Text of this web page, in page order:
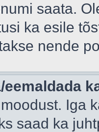
saata.
ka esile
nende
eemaldada
Iga
saad ka